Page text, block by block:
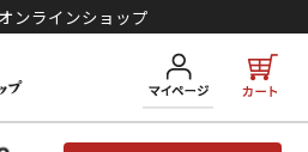
ンラインショップ